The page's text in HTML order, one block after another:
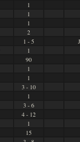
1
1
1
2
1 - 5
1
90
1
1
3 - 10
1
3 - 6
4 - 12
1
15